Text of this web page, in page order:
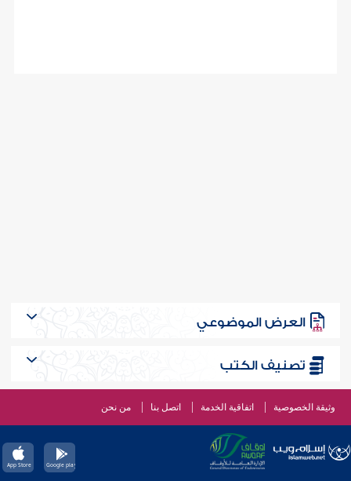
العرض الموضوعي
تصنيف الكتب
وثيقة الخصوصية اتفاقية الخدمة اتصل بنا من نحن